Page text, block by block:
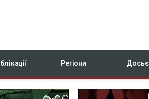
Регіони Досьє